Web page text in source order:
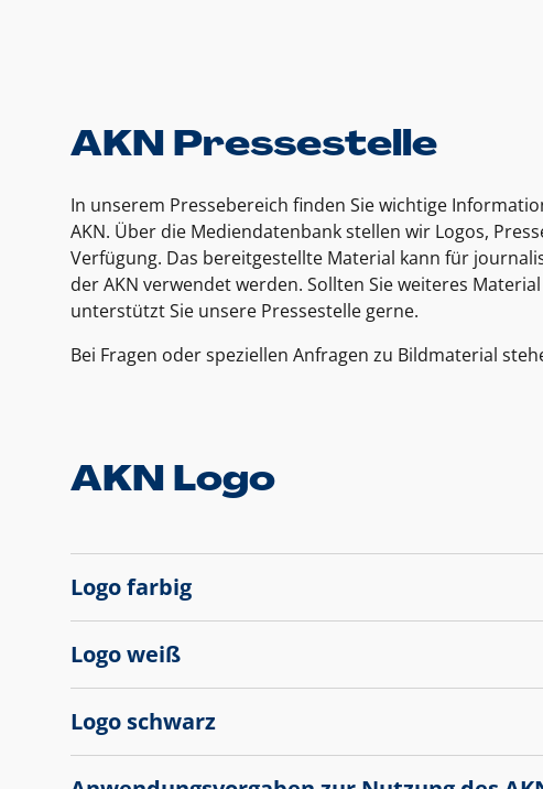
AKN Pressestelle
In unserem Pressebereich finden Sie wichtige
AKN. Über die Mediendatenbank stellen wir Logos,
Verfügung. Das bereitgestellte Material kann für
der AKN verwendet werden. Sollten Sie weiteres
unterstützt Sie unsere Pressestelle gerne.
Bei Fragen oder speziellen Anfragen zu Bildmaterial
AKN Logo
Logo farbig
Logo weiß
Logo schwarz